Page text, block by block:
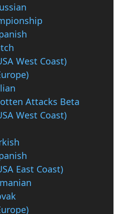
West Coast)
Attacks Beta
West Coast)
East Coast)